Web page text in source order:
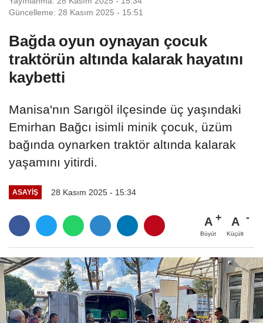
Güncelleme: 28 Kasım 2025 - 15:51
Bağda oyun oynayan çocuk
traktörün altında kalarak hayatını
kaybetti
Manisa'nın Sarıgöl ilçesinde üç yaşındaki
Emirhan Bağcı isimli minik çocuk, üzüm
bağında oynarken traktör altında kalarak
yaşamını yitirdi.
ASAYIŞ 28 Kasım 2025 - 15:34
A
Büyüt
A
Küçült